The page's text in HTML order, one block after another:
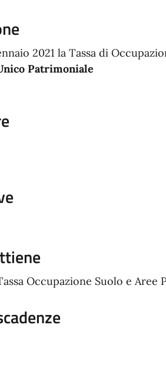
2021 la Tassa di
Patrimoniale
Occupazione Suolo e Aree